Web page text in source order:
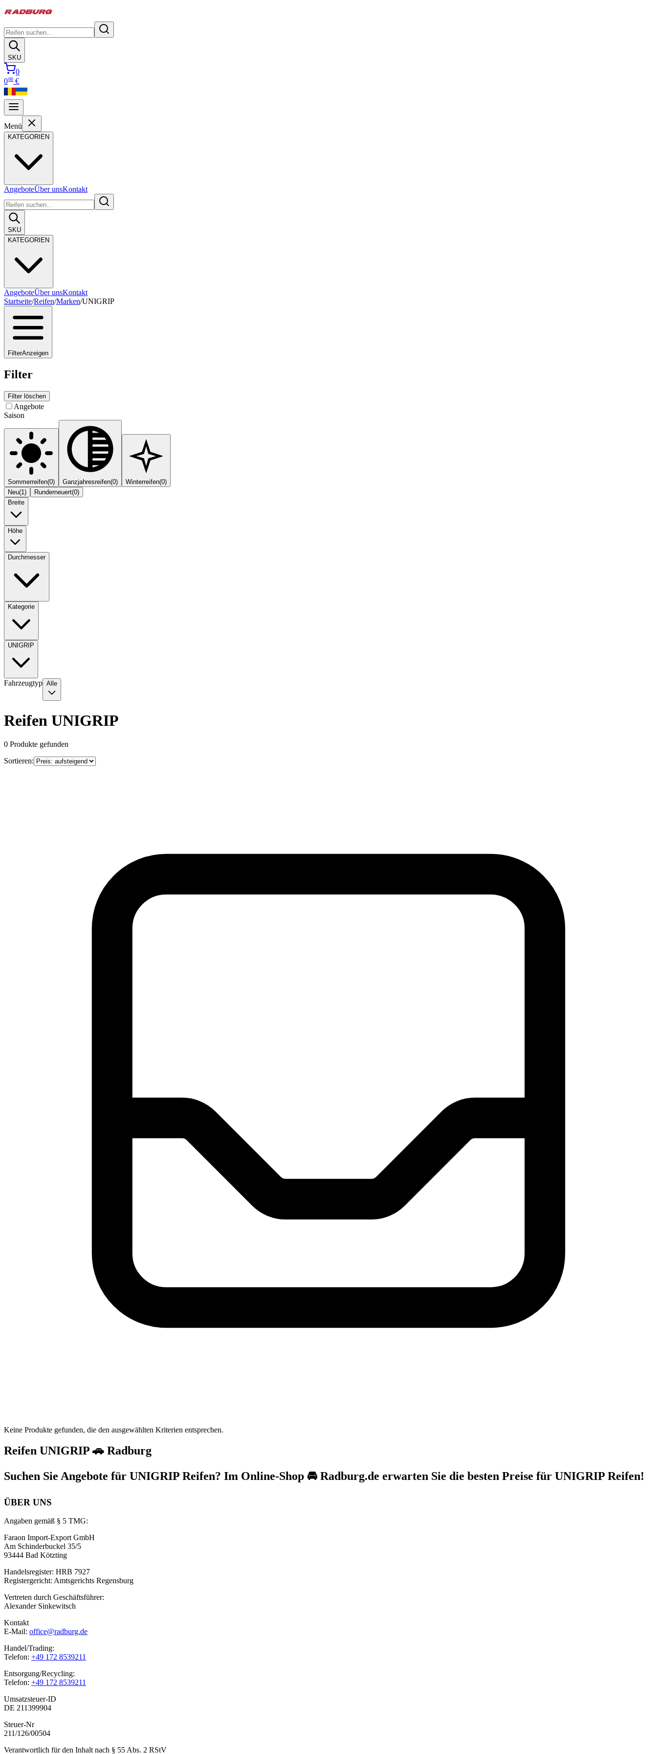
SKU
0
000 €
Menü
KATEGORIEN
AngeboteÜber unsKontakt
SKU
KATEGORIEN
AngeboteÜber unsKontakt
Startseite/Reifen/Marken/UNIGRIP
FilterAnzeigen
Filter
Filter löschen
Angebote
Saison
Sommerreifen(0) Ganzjahresreifen(0) Winterreifen(0)
Neu(1) Runderneuert(0)
Breite
Höhe
Durchmesser
Kategorie
UNIGRIP
Fahrzeugtyp Alle
Reifen UNIGRIP
0 Produkte gefunden
Sortieren:
Keine Produkte gefunden, die den ausgewählten Kriterien entsprechen.
Reifen UNIGRIP 🚗 Radburg
Suchen Sie Angebote für UNIGRIP Reifen? Im Online-Shop 🚘 Radburg.de erwarten Sie die besten Preise für UNIGRIP Reifen!
ÜBER UNS
Angaben gemäß § 5 TMG:
Faraon Import-Export GmbH
Am Schinderbuckel 35/5
93444 Bad Kötzting
Handelsregister: HRB 7927
Registergericht: Amtsgerichts Regensburg
Vertreten durch Geschäftsführer:
Alexander Sinkewitsch
Kontakt
E-Mail: office@radburg.de
Handel/Trading:
Telefon: +49 172 8539211
Entsorgung/Recycling:
Telefon: +49 172 8539211
Umsatzsteuer-ID
DE 211399904
Steuer-Nr
211/126/00504
Verantwortlich für den Inhalt nach § 55 Abs. 2 RStV